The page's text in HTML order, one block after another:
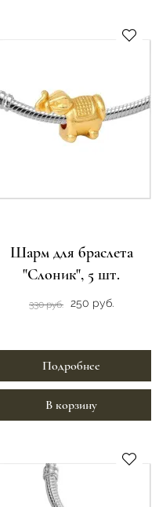
Шарм для браслета
"Слоник", 5 шт.
330 руб. 250 руб.
Подробнее
В корзину